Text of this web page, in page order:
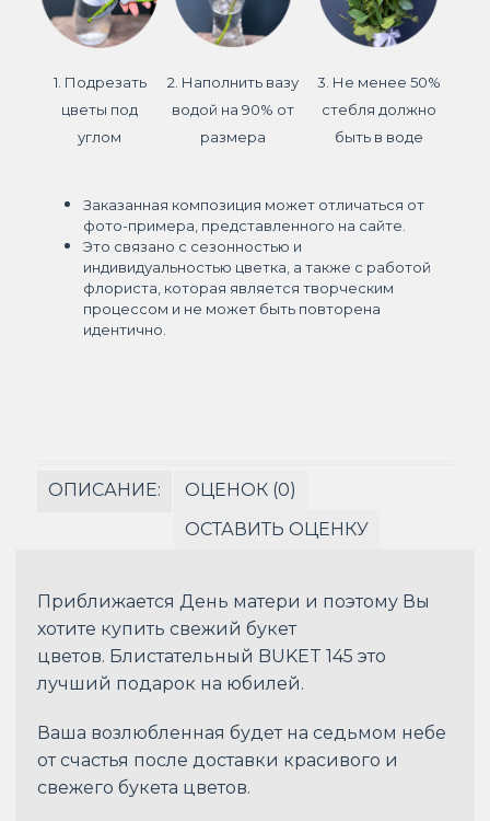
1. Подрезать
цветы под
углом
2. Наполнить вазу
водой на 90% от
размера
3. Не менее 50%
стебля должно
быть в воде
Заказанная композиция может отличаться от
фото-примера, представленного на сайте.
Это связано с сезонностью и
индивидуальностью цветка, а также с работой
флориста, которая является творческим
процессом и не может быть повторена
идентично.
ОПИСАНИЕ:
ОЦЕНОК (0)
ОСТАВИТЬ ОЦЕНКУ
Приближается День матери и поэтому Вы
хотите купить свежий букет
цветов. Блистательный BUKET 145 это
лучший подарок на юбилей.
Ваша возлюбленная будет на седьмом небе
от счастья после доставки красивого и
свежего букета цветов.